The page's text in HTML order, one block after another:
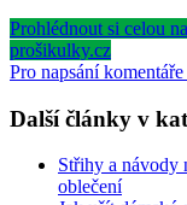
Prohlédnout si celou
prošikulky.cz
Pro napsání
Další články v
Střihy a návody
oblečení